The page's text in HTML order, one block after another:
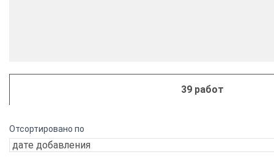
39 работ
Отсортировано по